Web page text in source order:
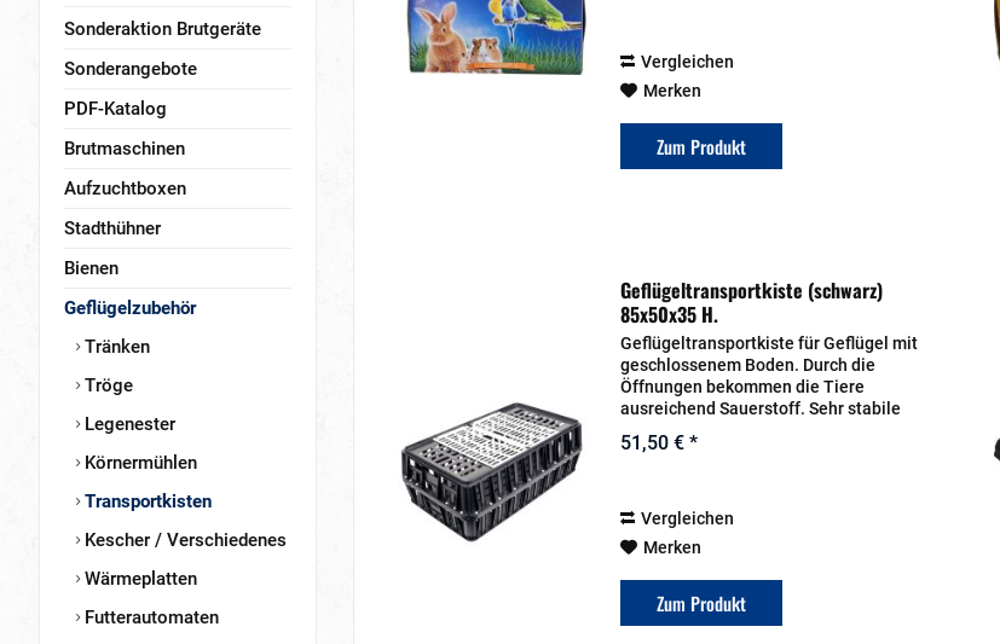
Sonderaktion Brutgeräte
Sonderangebote
PDF-Katalog
Brutmaschinen
Aufzuchtboxen
Stadthühner
Bienen
Geflügelzubehör
Tränken
Tröge
Legenester
Körnermühlen
Transportkisten
Kescher / Verschiedenes
Wärmeplatten
Futterautomaten
Vergleichen
Merken
Zum Produkt
Geflügeltransportkiste (schwarz)
85x50x35 H.
Geflügeltransportkiste für Geflügel mit
geschlossenem Boden. Durch die
Öffnungen bekommen die Tiere
ausreichend Sauerstoff. Sehr stabile
Transportbox Mit einer Schiebetür im
Deckel Den Tierschutzbestimmungen
51,50 € *
Vergleichen
Merken
Zum Produkt